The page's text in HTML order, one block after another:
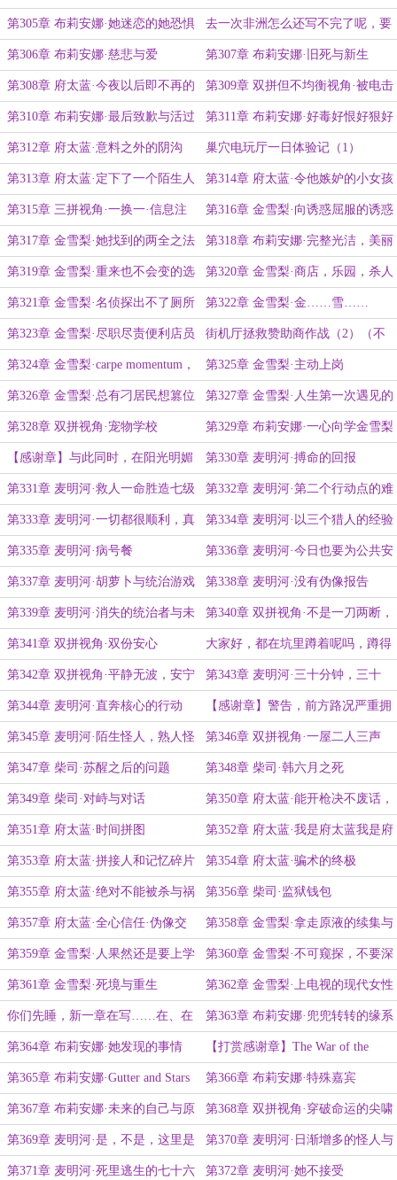
是秃鹫啊，是府太蓝啊
第305章 布莉安娜·她迷恋的她恐惧
的她渴望的但是
去一次非洲怎么还写不完了呢，要
不今天就算是最后一篇吧
第306章 布莉安娜·慈悲与爱 第307章 布莉安娜·旧死与新生
第308章 府太蓝·今夜以后即不再的
同伴
第309章 双拼但不均衡视角·被电击
倒的人
第310章 布莉安娜·最后致歉与活过
今夜
第311章 布莉安娜·好毒好恨好狠好
痛好爽快
第312章 府太蓝·意料之外的阴沟 巢穴电玩厅一日体验记（1）
第313章 府太蓝·定下了一个陌生人
的命运
第314章 府太蓝·令他嫉妒的小女孩
第315章 三拼视角·一换一·信息注
入太早·巢穴警局NSPD
第316章 金雪梨·向诱惑屈服的诱惑
第317章 金雪梨·她找到的两全之法 第318章 布莉安娜·完整光洁，美丽
可爱
第319章 金雪梨·重来也不会变的选
择
第320章 金雪梨·商店，乐园，杀人
（？）事件
第321章 金雪梨·名侦探出不了厕所
了
第322章 金雪梨·金……雪……
梨……
第323章 金雪梨·尽职尽责便利店员 街机厅拯救赞助商作战（2）（不
必介意标题变了，都是小事）
第324章 金雪梨·carpe momentum，
baby！
第325章 金雪梨·主动上岗
第326章 金雪梨·总有刁居民想篡位 第327章 金雪梨·人生第一次遇见的
事，社区公园，夜间大学
第328章 双拼视角·宠物学校 第329章 布莉安娜·一心向学金雪梨
【感谢章】与此同时，在阳光明媚
的巢穴公园相亲角里……
第330章 麦明河·搏命的回报
第331章 麦明河·救人一命胜造七级
浮……
第332章 麦明河·第二个行动点的难
度
第333章 麦明河·一切都很顺利，真
的
第334章 麦明河·以三个猎人的经验
保证
第335章 麦明河·病号餐 第336章 麦明河·今日也要为公共安
全负责
第337章 麦明河·胡萝卜与统治游戏
磨盘
第338章 麦明河·没有伪像报告
第339章 麦明河·消失的统治者与未
来的统治者
第340章 双拼视角·不是一刀两断，
而是一章两断
第341章 双拼视角·双份安心 大家好，都在坑里蹲着呢吗，蹲得
舒服吗？
第342章 双拼视角·平静无波，安宁
美梦
第343章 麦明河·三十分钟，三十
年，二十六天
第344章 麦明河·直奔核心的行动 【感谢章】警告，前方路况严重拥
堵
第345章 麦明河·陌生怪人，熟人怪
人，熟人
第346章 双拼视角·一屋二人三声
第347章 柴司·苏醒之后的问题 第348章 柴司·韩六月之死
第349章 柴司·对峙与对话 第350章 府太蓝·能开枪决不废话，
最后一章？
第351章 府太蓝·时间拼图 第352章 府太蓝·我是府太蓝我是府
太蓝你是韩六月
第353章 府太蓝·拼接人和记忆碎片 第354章 府太蓝·骗术的终极
第355章 府太蓝·绝对不能被杀与祸
水东引
第356章 柴司·监狱钱包
第357章 府太蓝·全心信任·伪像交
换·需要立即逃亡
第358章 金雪梨·拿走原液的续集与
气球笑脸
第359章 金雪梨·人果然还是要上学
啊
第360章 金雪梨·不可窥探，不要深
入，紧追不舍
第361章 金雪梨·死境与重生 第362章 金雪梨·上电视的现代女性
你们先睡，新一章在写……在、在
写的……
第363章 布莉安娜·兜兜转转的缘系
第364章 布莉安娜·她发现的事情 【打赏感谢章】The War of the
Nests
第365章 布莉安娜·Gutter and Stars 第366章 布莉安娜·特殊嘉宾
第367章 布莉安娜·未来的自己与原
本的目标
第368章 双拼视角·穿破命运的尖啸
第369章 麦明河·是，不是，这里是
工地
第370章 麦明河·日渐增多的怪人与
伊文
第371章 麦明河·死里逃生的七十六 第372章 麦明河·她不接受